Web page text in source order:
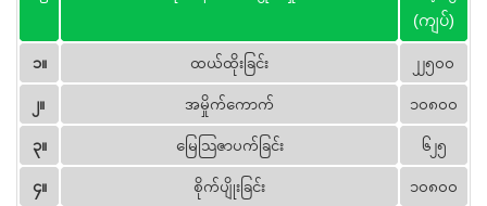
(ကျပ်)
၁။ ထယ်ထိုးခြင်း ၂၂၅၀၀
၂။ အမှိုက်ကောက် ၁၀၈၀၀
၃။ မြေသြဇာပက်ခြင်း ၆၂၅
၄။ စိုက်ပျိုးခြင်း ၁၀၈၀၀